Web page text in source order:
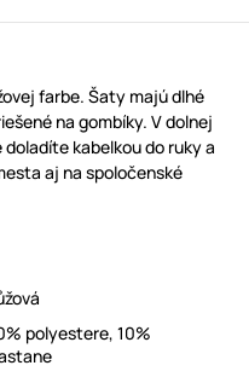
farbe. Šaty majú dlhé
na gombíky. V dolnej
kabelkou do ruky a
aj na spoločenské
polyestere, 10%